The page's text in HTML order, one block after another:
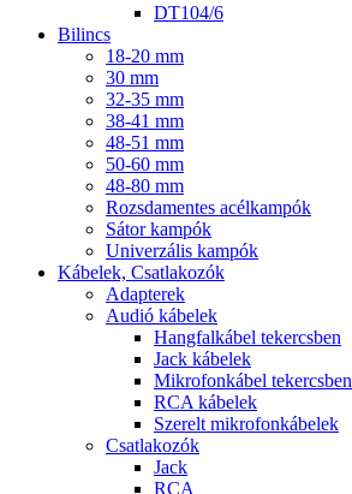
DT104/6
Bilincs
18-20 mm
30 mm
32-35 mm
38-41 mm
48-51 mm
50-60 mm
48-80 mm
Rozsdamentes acélkampók
Sátor kampók
Univerzális kampók
Kábelek, Csatlakozók
Adapterek
Audió kábelek
Hangfalkábel tekercsben
Jack kábelek
Mikrofonkábel tekercsben
RCA kábelek
Szerelt mikrofonkábelek
Csatlakozók
Jack
RCA